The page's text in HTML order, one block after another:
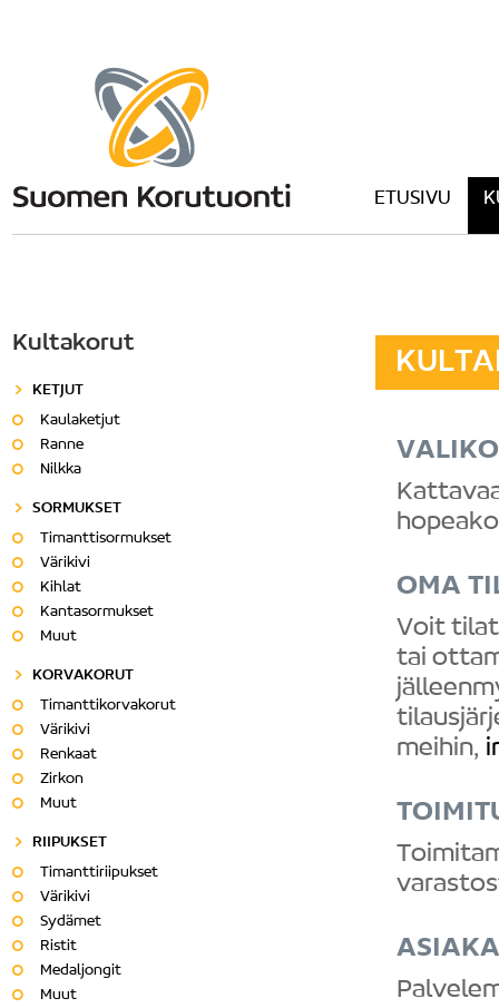
ETUSIVU
OMA
Voit
tai
meihin,
Kultakorut
KETJUT
Kaulaketjut
Ranne
Nilkka
SORMUKSET
Timanttisormukset
Värikivi
Kihlat
Kantasormukset
Muut
KORVAKORUT
Timanttikorvakorut
Värikivi
Renkaat
Zirkon
Muut
RIIPUKSET
Timanttiriipukset
Värikivi
Sydämet
Ristit
Medaljongit
Muut